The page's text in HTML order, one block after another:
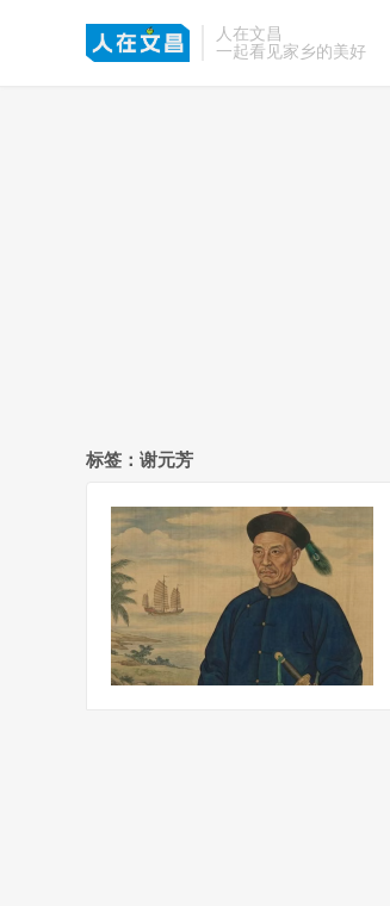
人在文昌
一起看见家乡的美好
标签：谢元芳